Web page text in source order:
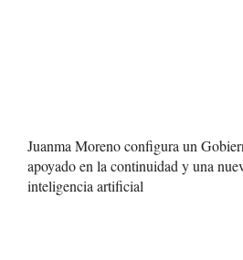
Juanma Moreno configura un
apoyado en la continuidad y una
inteligencia artificial